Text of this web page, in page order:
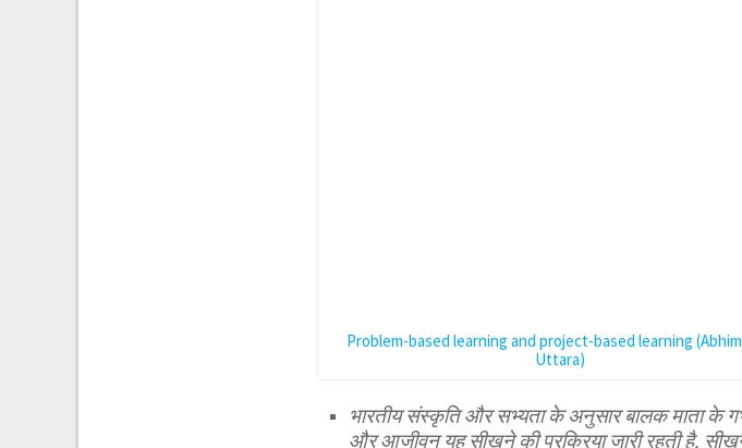
Problem-based learning and project-based learning
Uttara)
भारतीय संस्कृति और सभ्यता के अनुसार बालक माता के
और आजीवन यह सीखने की प्रक्रिया जारी रहती है.